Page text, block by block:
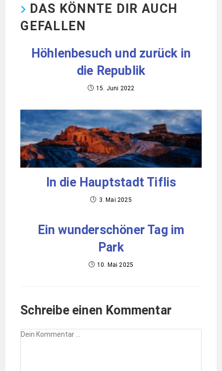
DAS KÖNNTE DIR AUCH
GEFALLEN
Höhlenbesuch und zurück in
die Republik
15. Juni 2022
In die Hauptstadt Tiflis
3. Mai 2025
Ein wunderschöner Tag im
Park
10. Mai 2025
Schreibe einen Kommentar